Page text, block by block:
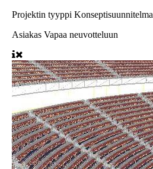
Projektin tyyppi Konseptisuunnitelma
Asiakas Vapaa neuvotteluun